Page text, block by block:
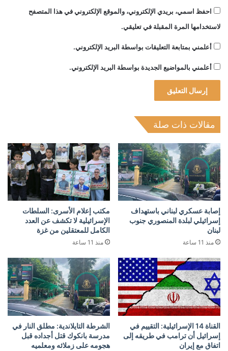
احفظ اسمي، بريدي الإلكتروني، والموقع الإلكتروني في هذا المتصفح
لاستخدامها المرة المقبلة في تعليقي.
أعلمني بمتابعة التعليقات بواسطة البريد الإلكتروني.
أعلمني بالمواضيع الجديدة بواسطة البريد الإلكتروني.
مقالات ذات صلة
إصابة عسكري لبناني باستهداف
إسرائيلي لبلدة المنصوري جنوب
لبنان
منذ 11 ساعة
مكتب إعلام الأسرى: السلطات
الإسرائيلية لا تكشف عن العدد
الكامل للمعتقلين من غزة
منذ 11 ساعة
القناة 14 الإسرائيلية: التقييم في
إسرائيل أن ترامب في طريقه إلى
اتفاق مع إيران
الشرطة التايلاندية: مطلق النار في
مدرسة بانكوك قتل أجداده قبل
هجومه على زملائه ومعلميه